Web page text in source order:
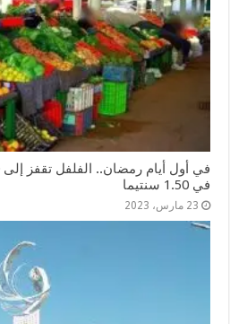
في 1.50 سنتيما
23 مارس، 2023